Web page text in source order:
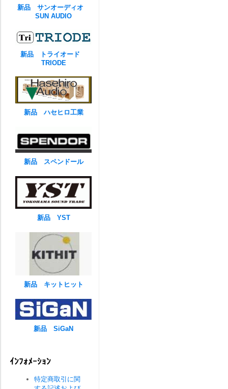
新品 サンオーディオ
SUN AUDIO
新品 トライオード
TRIODE
新品 ハセヒロ工業
新品 スペンドール
新品 YST
新品 キットヒット
新品 SiGaN
ｲﾝﾌｫﾒｰｼｮﾝ
特定商取引に関